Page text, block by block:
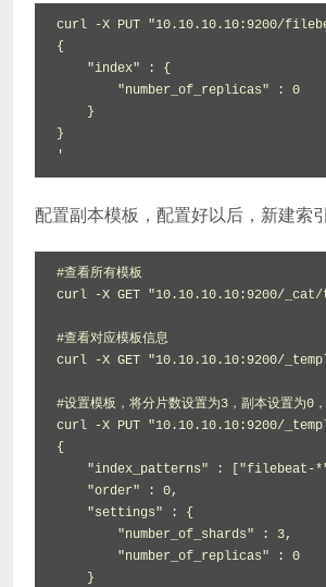
curl -X PUT "10.10.10.10:9200/
{
}
'
配置副本模板，配置好以后，新建索
#查看所有模板
curl -X GET "10.10.10.10:9200/
#查看对应模板信息
curl -X GET "10.10.10.10:9200/
#设置模板，将分片数设置为3，副本设置为
curl -X PUT "10.10.10.10:9200/
{